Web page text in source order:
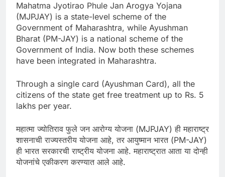
Mahatma Jyotirao Phule Jan Arogya Yojana
(MJPJAY) is a state-level scheme of the
Government of Maharashtra, while Ayushman
Bharat (PM-JAY) is a national scheme of the
Government of India. Now both these schemes
have been integrated in Maharashtra.
Through a single card (Ayushman Card), all the
citizens of the state get free treatment up to Rs. 5
lakhs per year.
महात्मा ज्योतिराव फुले जन आरोग्य योजना (MJPJAY) ही महाराष्ट्र
शासनाची राज्यस्तरीय योजना आहे, तर आयुष्मान भारत (PM-JAY)
ही भारत सरकारची राष्ट्रीय योजना आहे. महाराष्ट्रात आता या दोन्ही
योजनांचे एकीकरण करण्यात आले आहे.